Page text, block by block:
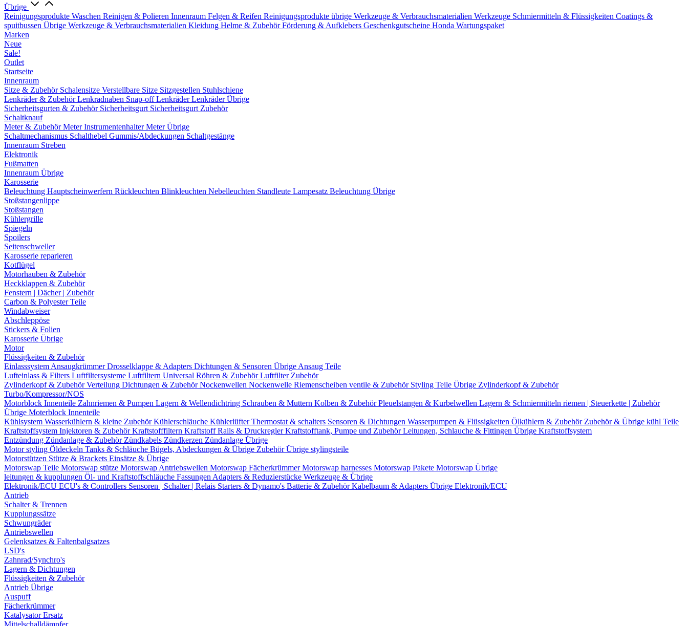
Übrige
Reinigungsprodukte Waschen Reinigen & Polieren Innenraum Felgen & Reifen Reinigungsprodukte übrige Werkzeuge & Verbrauchsmaterialien Werkzeuge Schmiermitteln & Flüssigkeiten Coatings &
spuitbussen Übrige Werkzeuge & Verbrauchsmaterialien Kleidung Helme & ZubehörFörderung & Aufklebers Geschenkgutscheine Honda Wartungspaket
Marken
Neue
Sale!
Outlet
Startseite
Innenraum
Sitze & Zubehör Schalensitze Verstellbare Sitze Sitzgestellen Stuhlschiene
Lenkräder & ZubehörLenkradnaben Snap-offLenkräderLenkräder Übrige
Sicherheitsgurten & Zubehör Sicherheitsgurt Sicherheitsgurt Zubehör
Schaltknauf
Meter & ZubehörMeterInstrumentenhalterMeter Übrige
Schaltmechanismus Schalthebel Gummis/Abdeckungen Schaltgestänge
Innenraum Streben
Elektronik
Fußmatten
Innenraum Übrige
Karosserie
Beleuchtung Hauptscheinwerfern Rückleuchten Blinkleuchten Nebelleuchten Standleute Lampesatz Beleuchtung Übrige
Stoßstangenlippe
Stoßstangen
Kühlergrille
Spiegeln
Spoilers
Seitenschweller
Karosserie reparieren
Kotflügel
Motorhauben & Zubehör
Heckklappen & Zubehör
Fenstern | Dächer | Zubehör
Carbon & Polyester Teile
Windabweiser
Abschleppöse
Stickers & Folien
Karosserie Übrige
Motor
Flüssigkeiten & Zubehör
Einlasssystem AnsaugkrümmerDrosselklappe & Adapters Dichtungen & Sensoren Übrige Ansaug Teile
Lufteinlass & Filters Luftfiltersysteme Luftfiltern Universal Röhren & ZubehörLuftfilter Zubehör
Zylinderkopf & ZubehörVerteilung Dichtungen & ZubehörNockenwellen Nockenwelle Riemenscheiben ventile & Zubehör Styling Teile Übrige Zylinderkopf & Zubehör
Turbo/Kompressor/NOS
Motorblock Innenteile Zahnriemen & Pumpen Lagern & Wellendichtring Schrauben & Muttern Kolben & ZubehörPleuelstangen & Kurbelwellen Lagern & Schmiermitteln riemen | Steuerkette | Zubehör
Übrige Moterblock Innenteile
Kühlsystem Wasserkühlern & kleine ZubehörKühlerschläuche KühlerlüfterThermostat & schalters Sensoren & Dichtungen Wasserpumpen & Flüssigkeiten Ölkühlern & Zubehör Zubehör & Übrige kühl Teile
Kraftstoffsystem Injektoren & ZubehörKraftstofffiltern Kraftstoff Rails & DruckreglerKraftstofftank, Pumpe und ZubehörLeitungen, Schlauche & Fittingen Übrige Kraftstoffsystem
Entzündung Zündanlage & Zubehör Zündkabels Zündkerzen Zündanlage Übrige
Motor styling Öldeckeln Tanks & Schläuche Bügels, Abdeckungen & Übrige ZubehörÜbrige stylingsteile
Motorstützen Stütze & Brackets Einsätze & Übrige
Motorswap Teile Motorswap stütze Motorswap Antriebswellen Motorswap FächerkrümmerMotorswap harnesses Motorswap Pakete Motorswap Übrige
leitungen & kupplungen Öl- und Kraftstoffschläuche Fassungen Adapters & Reduzierstücke Werkzeuge & Übrige
Elektronik/ECU ECU's & Controllers Sensoren | Schalter | Relais Starters & Dynamo's Batterie & ZubehörKabelbaum & Adapters Übrige Elektronik/ECU
Antrieb
Schalter & Trennen
Kupplungssätze
Schwungräder
Antriebswellen
Gelenksatzes & Faltenbalgsatzes
LSD's
Zahnrad/Synchro's
Lagern & Dichtungen
Flüssigkeiten & Zubehör
Antrieb Übrige
Auspuff
Fächerkrümmer
Katalysator Ersatz
Mittelschalldämpfer